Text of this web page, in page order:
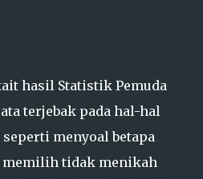
hasil Statistik Pemuda
terjebak pada hal-hal
menyoal betapa
memilih tidak menikah